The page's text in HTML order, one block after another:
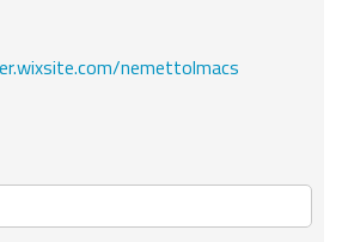
nemettolmacs